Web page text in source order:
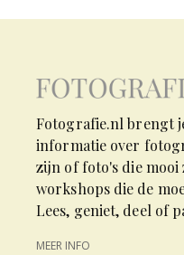
Fotografie.nl brengt
informatie over
zijn of foto's die mooi
workshops die de
Lees, geniet, deel of
MEER INFO